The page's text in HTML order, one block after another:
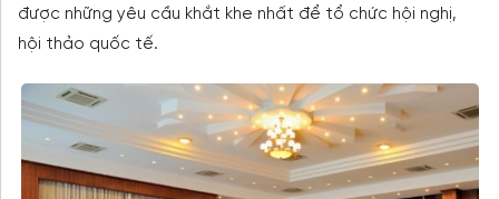
được những yêu cầu khắt khe nhất để tổ chức hội nghị,
hội thảo quốc tế.